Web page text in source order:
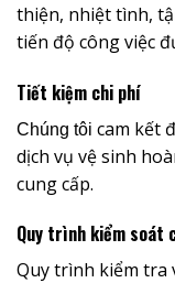
thiện, nhiệt tình,
tiến độ công việc
Tiết kiệm chi phí
Chúng tôi cam kết
dịch vụ vệ sinh
cung cấp.
Quy trình kiểm soát
Quy trình kiểm tra